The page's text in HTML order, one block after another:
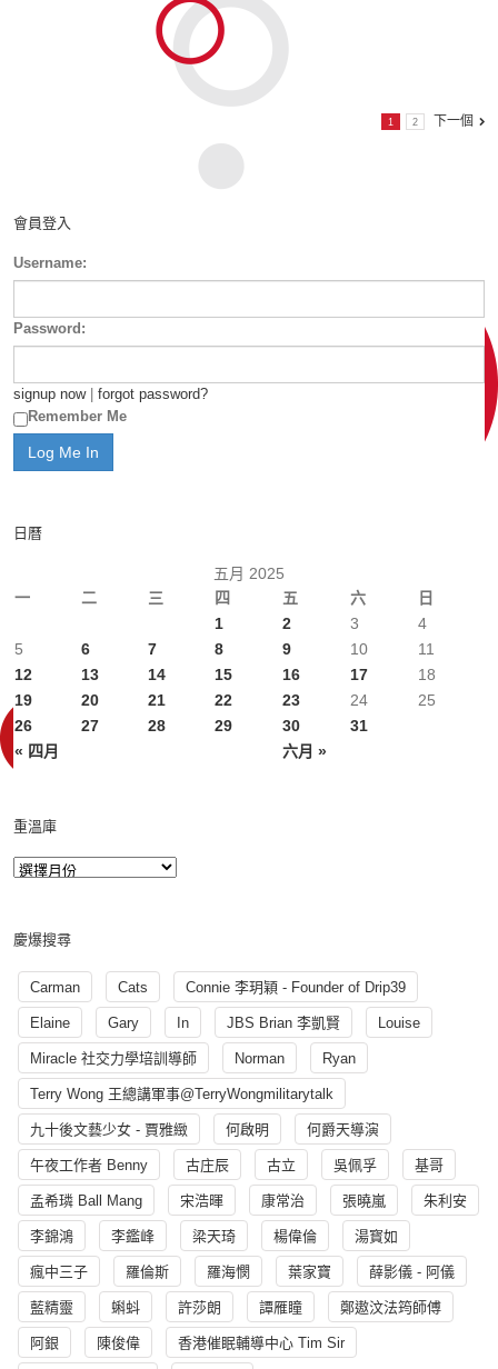
1 2 下一個
會員登入
Username:
Password:
signup now| forgot password?
Remember Me
日曆
五月 2025
一
二 三 四 五 六 日
« 四月 六月 »
1 2 3
4
5
6 7 8 9 10
11
12
13 14 15 16 17
18
19
20 21 22 23 24
25
26
27 28 29 30 31
重溫庫
慶爆搜尋
Carman Cats Connie 李玥穎 - Founder of Drip39
Elaine Gary In JBS Brian 李凱賢 Louise
Miracle 社交力學培訓導師 Norman Ryan
Terry Wong 王總講軍事@TerryWongmilitarytalk
九十後文藝少女 - 賈雅緻 何啟明 何爵天導演
午夜工作者 Benny 古庄辰 古立 吳佩孚 基哥
孟希璘 Ball Mang 宋浩暉 康常治 張曉嵐 朱利安
李錦鴻 李鑑峰 梁天琦 楊偉倫 湯寳如
瘋中三子 羅倫斯 羅海憫 葉家寶 薛影儀 - 阿儀
藍精靈 蝌蚪 許莎朗 譚雁瞳 鄭遨汶法筠師傅
阿銀 陳俊偉 香港催眠輔導中心 Tim Sir